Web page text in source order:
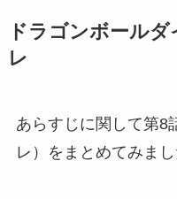
ドラゴンボール
レ
あらすじに関して第8
レ）をまとめてみまし